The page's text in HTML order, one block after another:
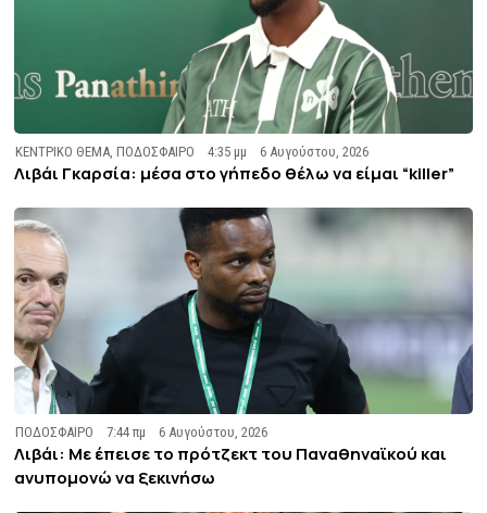
ΚΕΝΤΡΙΚΟ ΘΕΜΑ ,ΠΟΔΟΣΦΑΙΡΟ 4:35 μμ 6 Αυγούστου, 2026
Λιβάι Γκαρσία: μέσα στο γήπεδο θέλω να είμαι “killer”
ΠΟΔΟΣΦΑΙΡΟ 7:44 πμ 6 Αυγούστου, 2026
Λιβάι: Με έπεισε το πρότζεκτ του Παναθηναϊκού και
ανυπομονώ να ξεκινήσω